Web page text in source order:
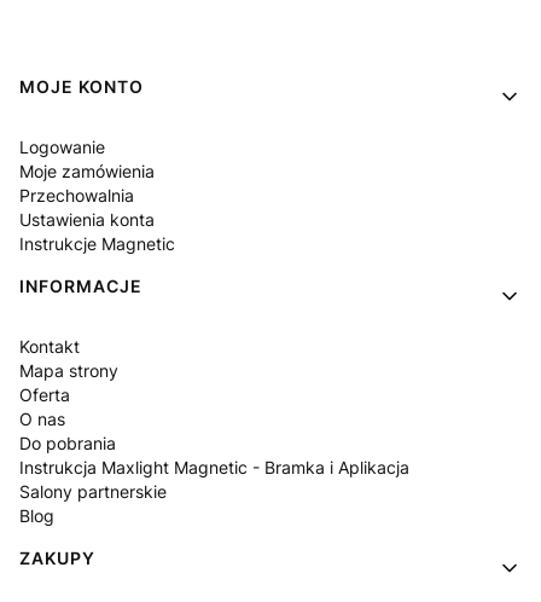
Linki w stopce
MOJE KONTO
Logowanie
Moje zamówienia
Przechowalnia
Ustawienia konta
Instrukcje Magnetic
INFORMACJE
Kontakt
Mapa strony
Oferta
O nas
Do pobrania
Instrukcja Maxlight Magnetic - Bramka i Aplikacja
Salony partnerskie
Blog
ZAKUPY